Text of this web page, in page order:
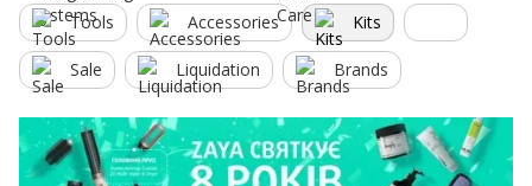
Tools Accessories Kits
Sale Liquidation Brands